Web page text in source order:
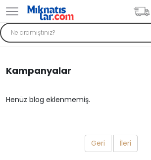
Kampanyalar
Henüz blog eklenmemiş.
Geri İleri